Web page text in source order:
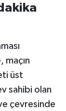
maçın
üst
sahibi olan
çevresinde